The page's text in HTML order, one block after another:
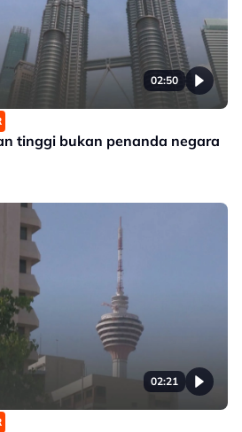
02:50
tinggi bukan penanda negara
02:21